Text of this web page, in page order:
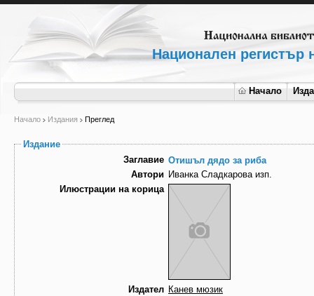
Национален регистър
Начало
Начало Издания Преглед
Издание
Заглавие Отишъл дядо за риба
Автори Иванка Сладкарова изп.
Илюстрации на корица
Издател Канев мюзик